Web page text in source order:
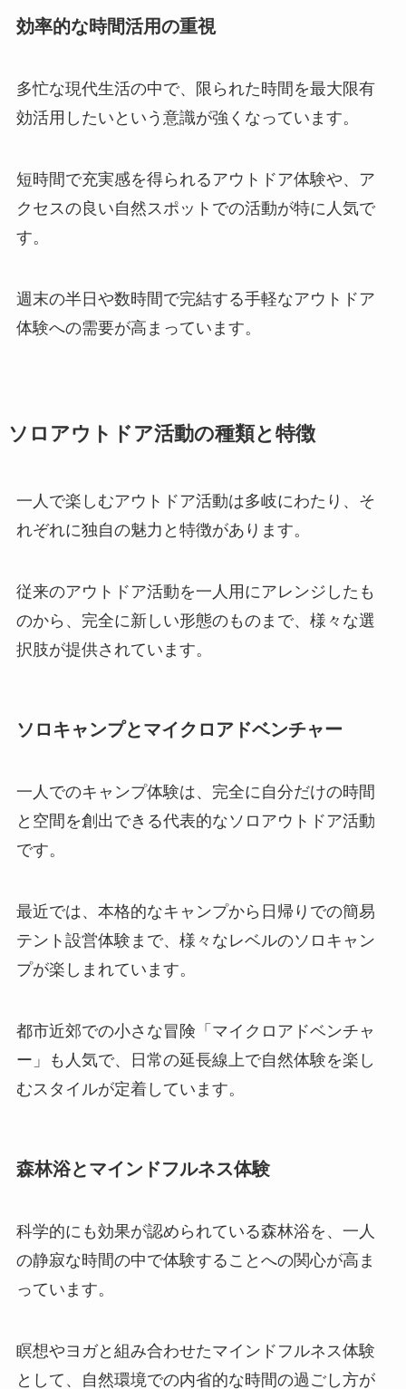
効率的な時間活用の重視
多忙な現代生活の中で、限られた時間を最大限有
効活用したいという意識が強くなっています。
短時間で充実感を得られるアウトドア体験や、ア
クセスの良い自然スポットでの活動が特に人気で
す。
週末の半日や数時間で完結する手軽なアウトドア
体験への需要が高まっています。
ソロアウトドア活動の種類と特徴
一人で楽しむアウトドア活動は多岐にわたり、そ
れぞれに独自の魅力と特徴があります。
従来のアウトドア活動を一人用にアレンジしたも
のから、完全に新しい形態のものまで、様々な選
択肢が提供されています。
ソロキャンプとマイクロアドベンチャー
一人でのキャンプ体験は、完全に自分だけの時間
と空間を創出できる代表的なソロアウトドア活動
です。
最近では、本格的なキャンプから日帰りでの簡易
テント設営体験まで、様々なレベルのソロキャン
プが楽しまれています。
都市近郊での小さな冒険「マイクロアドベンチャ
ー」も人気で、日常の延長線上で自然体験を楽し
むスタイルが定着しています。
森林浴とマインドフルネス体験
科学的にも効果が認められている森林浴を、一人
の静寂な時間の中で体験することへの関心が高ま
っています。
瞑想やヨガと組み合わせたマインドフルネス体験
として、自然環境での内省的な時間の過ごし方が